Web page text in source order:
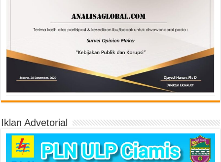
Iklan Advetorial